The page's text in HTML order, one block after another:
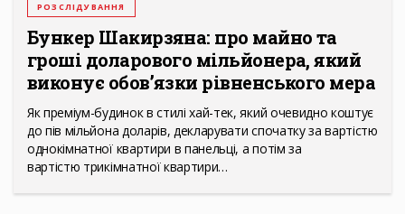
РОЗСЛІДУВАННЯ
Бункер Шакирзяна: про майно та
гроші доларового мільйонера, який
виконує обов’язки рівненського мера
Як преміум-будинок в стилі хай-тек, який очевидно коштує
до пів мільйона доларів, декларувати спочатку за вартістю
однокімнатної квартири в панельці, а потім за
вартістю трикімнатної квартири…